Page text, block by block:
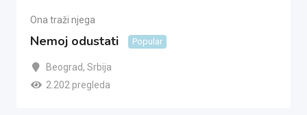
Ona traži njega
Nemoj odustati Popular
Beograd, Srbija
2.202 pregleda